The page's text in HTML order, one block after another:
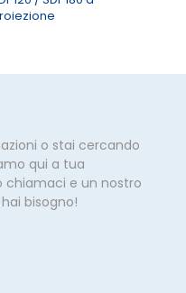
o stai cercando
qui a tua
chiamaci e un nostro
bisogno!